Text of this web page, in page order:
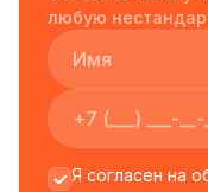
любую
Я согласен на